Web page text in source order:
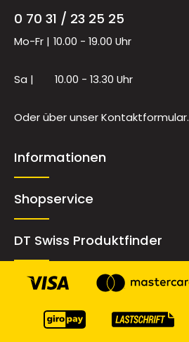
0 70 31 / 23 25 25
Mo-Fr | 10.00 - 19.00 Uhr
Sa | 10.00 - 13.30 Uhr
Oder über unserKontaktformular.
Informationen
Shopservice
DT Swiss Produktfinder